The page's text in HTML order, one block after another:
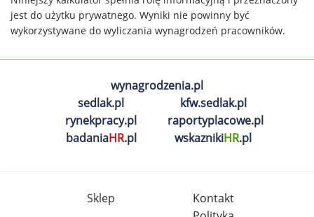
jest do użytku prywatnego. Wyniki nie powinny być
wykorzystywane do wyliczania wynagrodzeń pracowników.
wynagrodzenia.pl
sedlak.pl
kfw.sedlak.pl
rynekpracy.pl
raportyplacowe.pl
badaniaHR.pl wskaznikiHR.pl
Sklep
Kontakt